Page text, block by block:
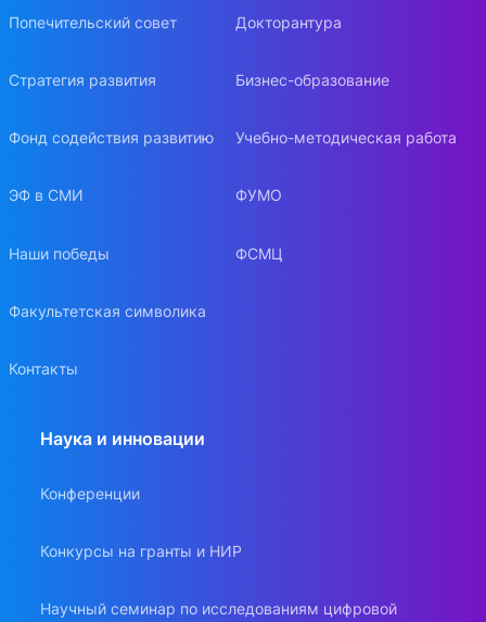
Попечительский совет
Стратегия развития
Фонд содействия развитию
ЭФ в СМИ
Наши победы
Факультетская символика
Контакты
Докторантура
Бизнес-образование
Учебно-методическая работа
ФУМО
ФСМЦ
Наука и инновации
Конференции
Конкурсы на гранты и НИР
Научный семинар по исследованиям цифровой